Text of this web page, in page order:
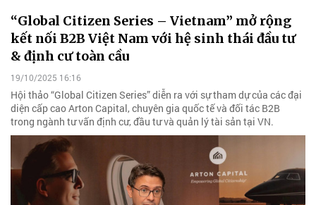
“Global Citizen Series – Vietnam” mở rộng
kết nối B2B Việt Nam với hệ sinh thái đầu tư
& định cư toàn cầu
19/10/2025 16:16
Hội thảo “Global Citizen Series” diễn ra với sự tham dự của các đại
diện cấp cao Arton Capital, chuyên gia quốc tế và đối tác B2B
trong ngành tư vấn định cư, đầu tư và quản lý tài sản tại VN.